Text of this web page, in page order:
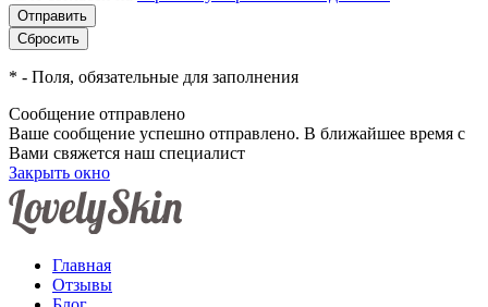
* - Поля, обязательные для заполнения
Сообщение отправлено
Ваше сообщение успешно отправлено. В ближайшее время с
Вами свяжется наш специалист
Закрыть окно
Главная
Отзывы